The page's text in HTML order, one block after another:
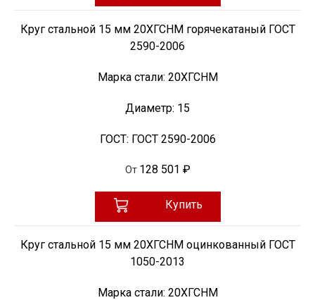
Круг стальной 15 мм 20ХГСНМ горячекатаный ГОСТ
2590-2006
Марка стали: 20ХГСНМ
Диаметр: 15
ГОСТ: ГОСТ 2590-2006
От 128 501 ₽
Купить
Круг стальной 15 мм 20ХГСНМ оцинкованный ГОСТ
1050-2013
Марка стали: 20ХГСНМ